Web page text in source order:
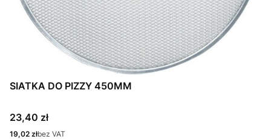
SIATKA DO PIZZY 450MM
Cena
23,40 zł
Cena
19,02 złbez VAT